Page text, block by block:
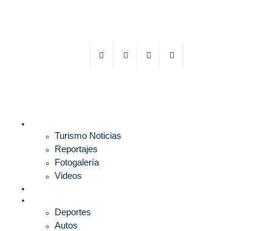
Turismo Noticias
Reportajes
Fotogalería
Videos
Deportes
Autos